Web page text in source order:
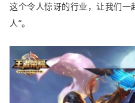
这个令人惊讶的行业，让我们一
人”。